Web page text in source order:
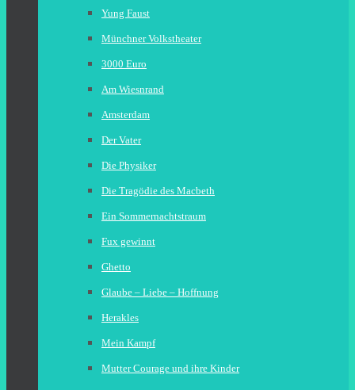
Yung Faust
Münchner Volkstheater
3000 Euro
Am Wiesnrand
Amsterdam
Der Vater
Die Physiker
Die Tragödie des Macbeth
Ein Sommernachtstraum
Fux gewinnt
Ghetto
Glaube – Liebe – Hoffnung
Herakles
Mein Kampf
Mutter Courage und ihre Kinder